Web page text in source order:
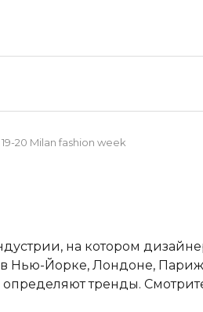
20 Milan fashion week
на котором
Нью-Йорке, Лондоне,
тренды.